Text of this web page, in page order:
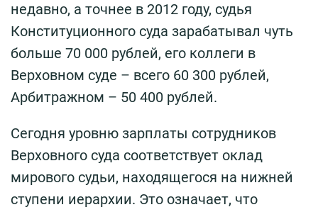
недавно, а точнее в 2012 году, судья
Конституционного суда зарабатывал чуть
больше 70 000 рублей, его коллеги в
Верховном суде – всего 60 300 рублей,
Арбитражном – 50 400 рублей.
Сегодня уровню зарплаты сотрудников
Верховного суда соответствует оклад
мирового судьи, находящегося на нижней
ступени иерархии. Это означает, что